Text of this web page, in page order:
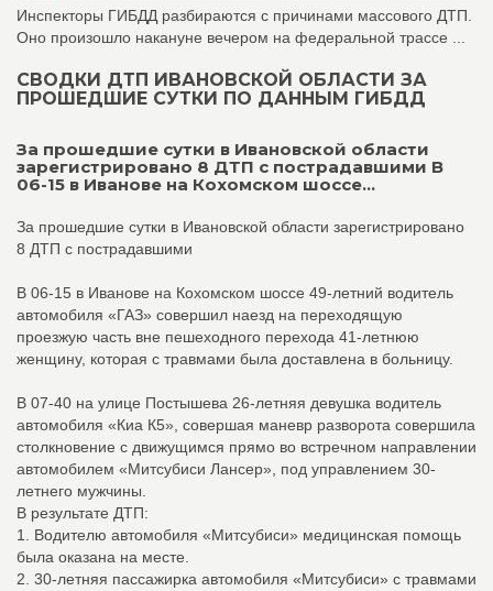
Инспекторы ГИБДД разбираются с причинами массового ДТП.
Оно произошло накануне вечером на федеральной трассе ...
СВОДКИ ДТП ИВАНОВСКОЙ ОБЛАСТИ ЗА
ПРОШЕДШИЕ СУТКИ ПО ДАННЫМ ГИБДД
За прошедшие сутки в Ивановской области
зарегистрировано 8 ДТП с пострадавшими В
06-15 в Иванове на Кохомском шоссе...
За прошедшие сутки в Ивановской области зарегистрировано
8 ДТП с пострадавшими
В 06-15 в Иванове на Кохомском шоссе 49-летний водитель
автомобиля «ГАЗ» совершил наезд на переходящую
проезжую часть вне пешеходного перехода 41-летнюю
женщину, которая с травмами была доставлена в больницу.
В 07-40 на улице Постышева 26-летняя девушка водитель
автомобиля «Киа К5», совершая маневр разворота совершила
столкновение с движущимся прямо во встречном направлении
автомобилем «Митсубиси Лансер», под управлением 30-
летнего мужчины.
В результате ДТП:
1. Водителю автомобиля «Митсубиси» медицинская помощь
была оказана на месте.
2. 30-летняя пассажирка автомобиля «Митсубиси» с травмами